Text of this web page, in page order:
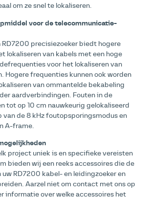
om ze snel te lokaliseren.
voor de telecommunicatie-
RD7200 precisiezoeker biedt hogere
lokaliseren van kabels met een hoge
voor het lokaliseren van
Hogere frequenties kunnen ook worden
van ommantelde bekabeling
aardverbindingen. Fouten in de
tot op 10 cm nauwkeurig gelokaliseerd
van de 8 kHz foutopsporingsmodus en
A-frame.
project uniek is en specifieke vereisten
bieden wij een reeks accessoires die de
RD7200 kabel- en leidingzoeker en
Aarzel niet om contact met ons op
informatie over welke accessoires het